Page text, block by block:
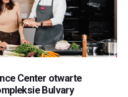
Center otwarte
Bulvary